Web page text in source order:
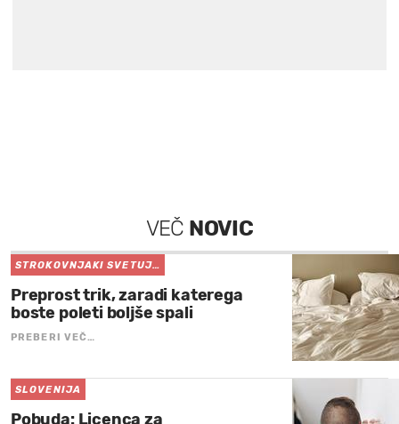
VEČ NOVIC
STROKOVNJAKI SVETUJ…
Preprost trik, zaradi katerega
boste poleti boljše spali
PREBERI VEČ…
SLOVENIJA
Pobuda: Licenca za